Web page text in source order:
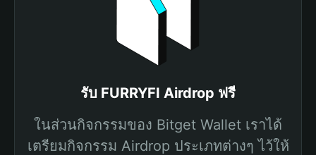
รับ FURRYFI Airdrop ฟรี
ในส่วนกิจกรรมของ Bitget Wallet เราได้
เตรียมกิจกรรม Airdrop ประเภทต่างๆ ไว้ให้